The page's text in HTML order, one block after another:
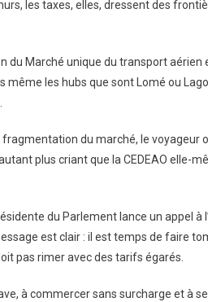
les taxes, elles, dressent des
du Marché unique du transport
même les hubs que sont Lomé ou
du marché, le voyageur
plus criant que la CEDEAO elle-
du Parlement lance un appel à
est clair : il est temps de faire
pas rimer avec des tarifs égarés.
à commercer sans surcharge et à